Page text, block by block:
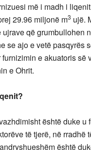
më i madh i
29.96 miljonë m3 ujë.
që grumbullohen
se ajo e vetë pasqyrës
e akuatoris
e Ohrit.
është duke
të tjerë, në
është